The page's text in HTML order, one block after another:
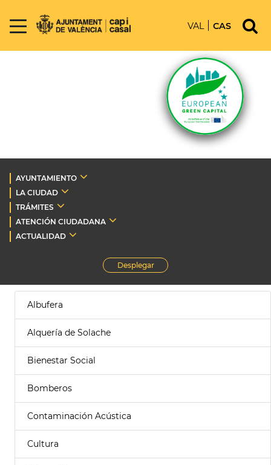
VAL CAS
AYUNTAMIENTO
LA CIUDAD
TRÁMITES
ATENCIÓN CIUDADANA
ACTUALIDAD
Desplegar
Albufera
Alquería de Solache
Bienestar Social
Bomberos
Contaminación Acústica
Cultura